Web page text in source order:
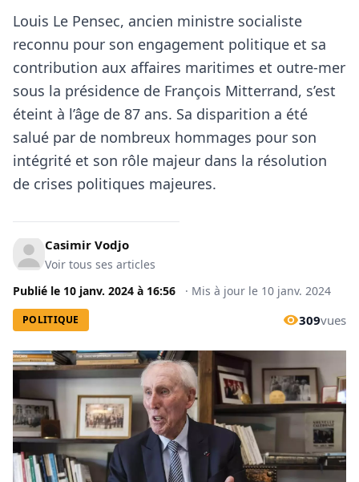
Louis Le Pensec, ancien ministre socialiste
reconnu pour son engagement politique et sa
contribution aux affaires maritimes et outre-mer
sous la présidence de François Mitterrand, s’est
éteint à l’âge de 87 ans. Sa disparition a été
salué par de nombreux hommages pour son
intégrité et son rôle majeur dans la résolution
de crises politiques majeures.
Casimir Vodjo
Voir tous ses articles
Publié le 10 janv. 2024 à 16:56 · Mis à jour le 10 janv. 2024
POLITIQUE 309vues